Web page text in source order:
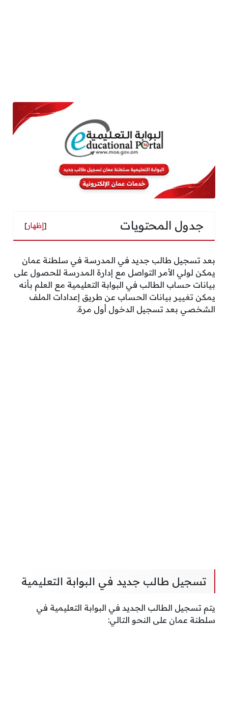
جدول المحتويات [إظهار]
بعد تسجيل طالب جديد في المدرسة في سلطنة عمان
يمكن لولي الأمر التواصل مع إدارة المدرسة للحصول على
بيانات حساب الطالب في البوابة التعليمية مع العلم بأنه
يمكن تغيير بيانات الحساب عن طريق إعدادات الملف
الشخصي بعد تسجيل الدخول أول مرة.
تسجيل طالب جديد في البوابة التعليمية
يتم تسجيل الطالب الجديد في البوابة التعليمية في
سلطنة عمان على النحو التالي: